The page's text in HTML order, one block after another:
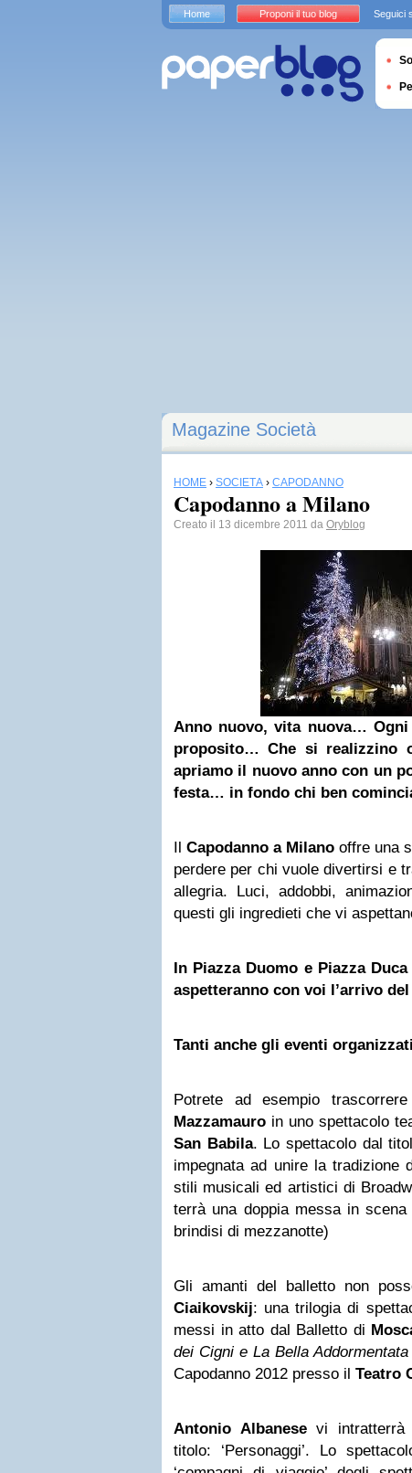
Magazine Società
HOME › SOCIETÀ › CAPODANNO
Capodanno a Milano
Creato il 13 dicembre 2011 da Oryblog
Anno nuovo, vita nuova…
proposito… Che si realizzino
apriamo il nuovo anno con un
festa… in fondo chi ben
Il Capodanno a Milano offre una
perdere per chi vuole divertirsi e
allegria. Luci, addobbi,
questi gli ingredieti che vi
In Piazza Duomo e Piazza
aspetteranno con voi l’arrivo del
Tanti anche gli eventi
Potrete ad esempio
Mazzamauro in uno spettacolo
San Babila. Lo spettacolo dal
impegnata ad unire la tradizione
stili musicali ed artistici di
terrà una doppia messa in
brindisi di mezzanotte)
Gli amanti del balletto non
Ciaikovskij: una trilogia di
messi in atto dal Balletto di
dei Cigni e La Bella Addormentata
Capodanno 2012 presso il Teatro
Antonio Albanesevi intratterrà
titolo: ‘Personaggi’. Lo
Home Proponi il tuo blog Seguici